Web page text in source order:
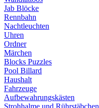
Jab Blöcke
Rennbahn
Nachtleuchten
Uhren
Ordner
Märchen
Blocks Puzzles
Pool Billard
Haushalt
Fahrzeuge
Aufbewahrungskästen
Strohhalme und Rührstäbchen